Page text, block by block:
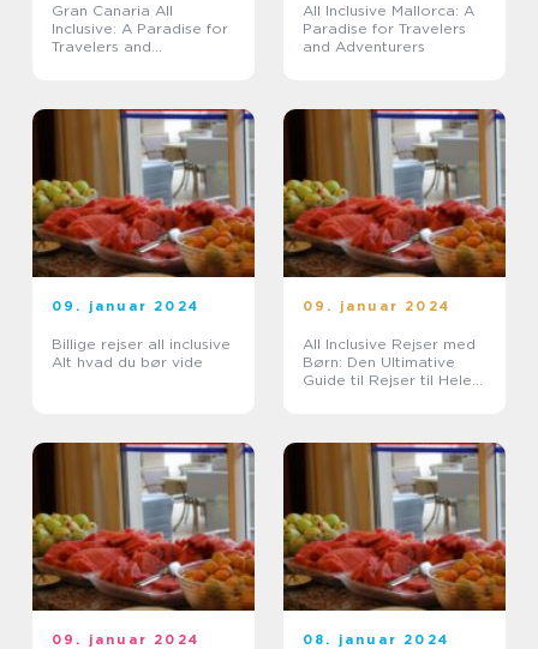
Gran Canaria All
Inclusive: A Paradise for
Travelers and
All Inclusive Mallorca: A
Paradise for Travelers
and Adventurers
09. januar 2024
Billige rejser all inclusive
Alt hvad du bør vide
09. januar 2024
All Inclusive Rejser med
Børn: Den Ultimative
Guide til Rejser til Hele
09. januar 2024 08. januar 2024